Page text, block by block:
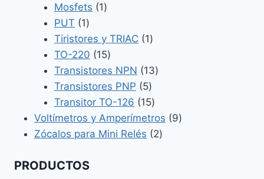
Mosfets 11
PUT 11
producto
Tiristores y TRIAC 11
TO-220 1515
productos
Transistores NPN 1313
Transistores PNP 55
productos
Transitor TO-126 1515
productos
Voltímetros y Amperímetros 99
Zócalos para Mini Relés 22
PRODUCTOS